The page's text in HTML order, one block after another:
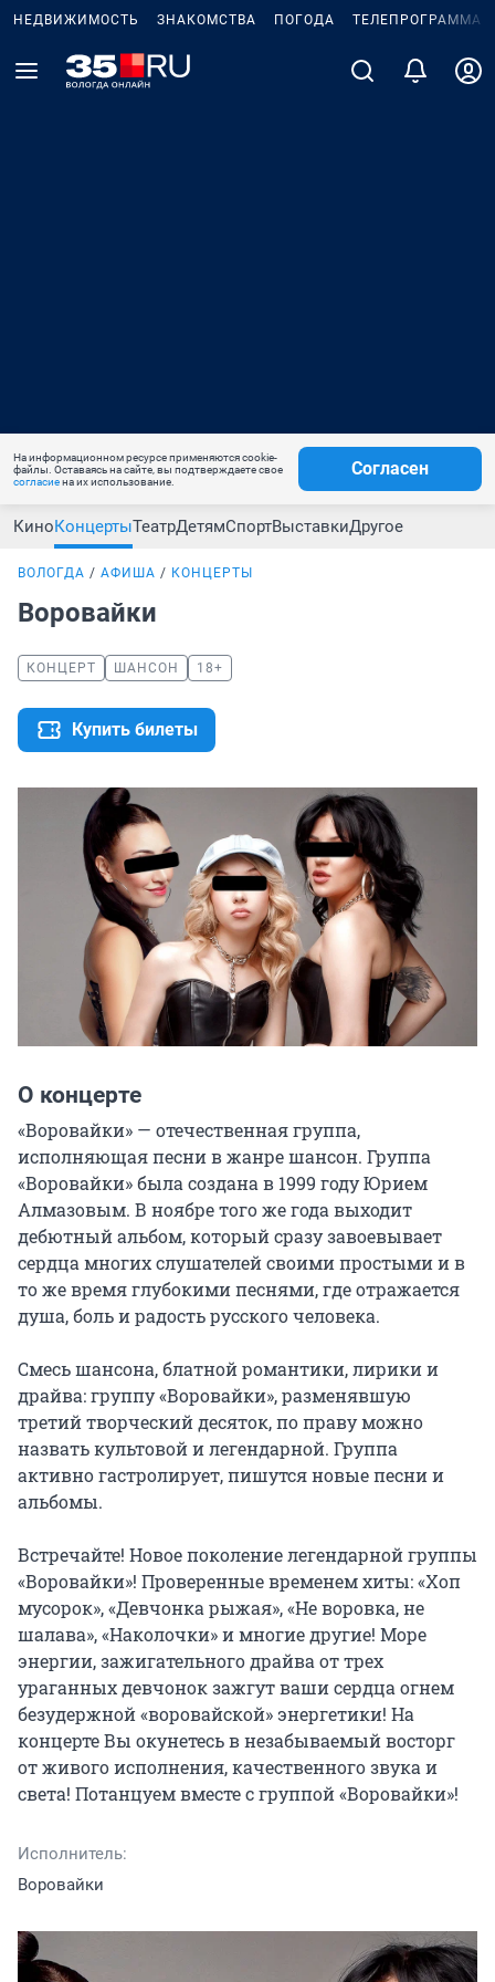
НЕДВИЖИМОСТЬ ЗНАКОМСТВА ПОГОДА ТЕЛЕПРОГРАММА
На информационном ресурсе применяются cookie-
файлы. Оставаясь на сайте, вы подтверждаете свое
согласиена их использование.
Согласен
КиноКонцертыТеатрДетямСпортВыставкиДругое
ВОЛОГДА АФИША КОНЦЕРТЫ
Воровайки
КОНЦЕРТ ШАНСОН 18+
Купить билеты
О концерте
«Воровайки» — отечественная группа,
исполняющая песни в жанре шансон. Группа
«Воровайки» была создана в 1999 году Юрием
Алмазовым. В ноябре того же года выходит
дебютный альбом, который сразу завоевывает
сердца многих слушателей своими простыми и в
то же время глубокими песнями, где отражается
душа, боль и радость русского человека.
Смесь шансона, блатной романтики, лирики и
драйва: группу «Воровайки», разменявшую
третий творческий десяток, по праву можно
назвать культовой и легендарной. Группа
активно гастролирует, пишутся новые песни и
альбомы.
Встречайте! Новое поколение легендарной группы
«Воровайки»! Проверенные временем хиты: «Хоп
мусорок», «Девчонка рыжая», «Не воровка, не
шалава», «Наколочки» и многие другие! Море
энергии, зажигательного драйва от трех
ураганных девчонок зажгут ваши сердца огнем
безудержной «воровайской» энергетики! На
концерте Вы окунетесь в незабываемый восторг
от живого исполнения, качественного звука и
света! Потанцуем вместе с группой «Воровайки»!
Исполнитель:
Воровайки